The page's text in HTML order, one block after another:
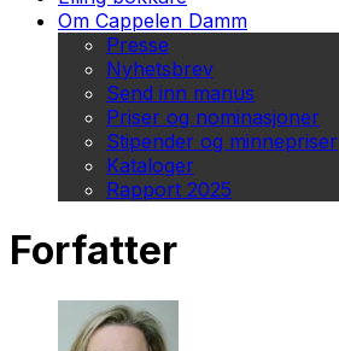
Om Cappelen Damm
Presse
Nyhetsbrev
Send inn manus
Priser og nominasjoner
Stipender og minnepriser
Kataloger
Rapport 2025
Forfatter